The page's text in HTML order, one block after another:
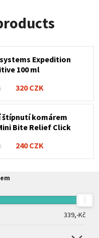
Expedition
100 ml
320 CZK
štípnutí komárem
Bite Relief Click
240 CZK
339,-Kč